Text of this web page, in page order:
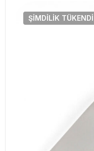
ŞIMDILIK TÜKENDI